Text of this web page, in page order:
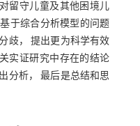
留守儿童及其他困境儿
于综合分析模型的问题
歧， 提出更为科学有效
实证研究中存在的结论
分析， 最后是总结和思